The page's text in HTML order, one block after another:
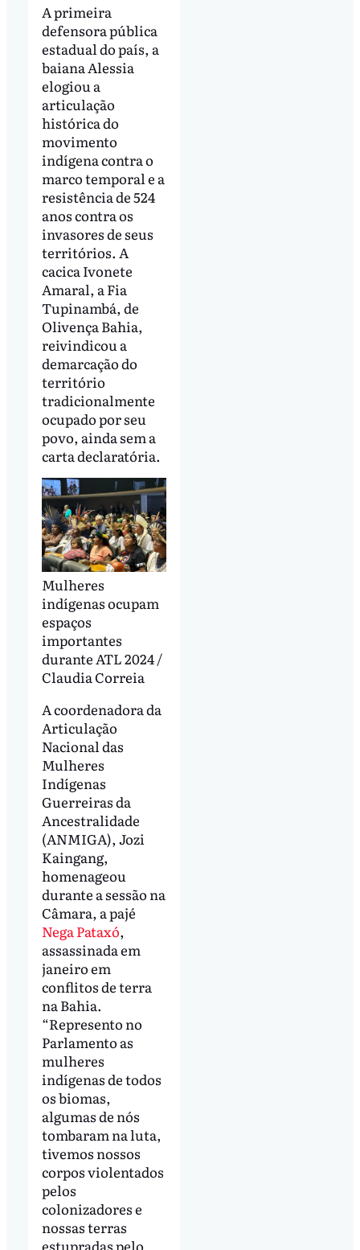
A primeira
defensora pública
estadual do país, a
baiana Alessia
elogiou a
articulação
histórica do
movimento
indígena contra o
marco temporal e a
resistência de 524
anos contra os
invasores de seus
territórios. A
cacica Ivonete
Amaral, a Fia
Tupinambá, de
Olivença Bahia,
reivindicou a
demarcação do
território
tradicionalmente
ocupado por seu
povo, ainda sem a
carta declaratória.
Mulheres
indígenas ocupam
espaços
importantes
durante ATL 2024 /
Claudia Correia
A coordenadora da
Articulação
Nacional das
Mulheres
Indígenas
Guerreiras da
Ancestralidade
(ANMIGA), Jozi
Kaingang,
homenageou
durante a sessão na
Câmara, a pajé
Nega Pataxó,
assassinada em
janeiro em
conflitos de terra
na Bahia.
“Represento no
Parlamento as
mulheres
indígenas de todos
os biomas,
algumas de nós
tombaram na luta,
tivemos nossos
corpos violentados
pelos
colonizadores e
nossas terras
estupradas pelo